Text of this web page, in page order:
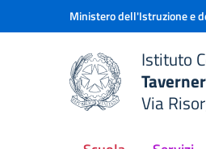
Vai ai contenuti
Vai al menu di navigazione
Ministero dell'Istruzione e
scuola
Istituto
Via